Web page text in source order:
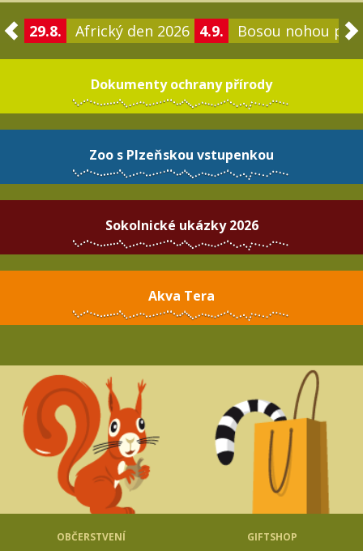
29.8. Africký den 2026 4.9. Bosou nohou po
Dokumenty ochrany přírody
Zoo s Plzeňskou vstupenkou
Sokolnické ukázky 2026
Akva Tera
OBČERSTVENÍ GIFTSHOP